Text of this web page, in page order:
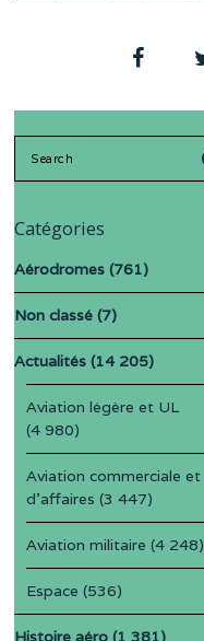
Catégories
Aérodromes (761)
Non classé (7)
Actualités (14 205)
Aviation légère et UL
(4 980)
Aviation commerciale et
d'affaires (3 447)
Aviation militaire (4 248)
Espace (536)
Histoire aéro (1 381)